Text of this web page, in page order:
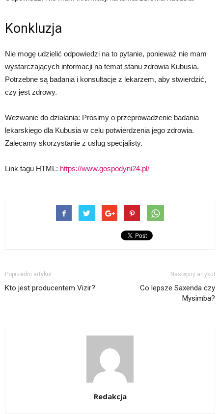
Konkluzja
Nie mogę udzielić odpowiedzi na to pytanie, ponieważ nie mam
wystarczających informacji na temat stanu zdrowia Kubusia.
Potrzebne są badania i konsultacje z lekarzem, aby stwierdzić,
czy jest zdrowy.
Wezwanie do działania: Prosimy o przeprowadzenie badania
lekarskiego dla Kubusia w celu potwierdzenia jego zdrowia.
Zalecamy skorzystanie z usług specjalisty.
Link tagu HTML: https://www.gospodyni24.pl/
Poprzedni artykuł
Kto jest producentem Vizir?
Następny artykuł
Co lepsze Saxenda czy
Mysimba?
Redakcja